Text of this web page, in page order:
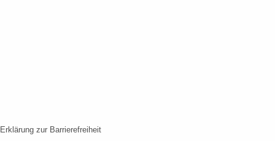
Erklärung zur Barrierefreiheit